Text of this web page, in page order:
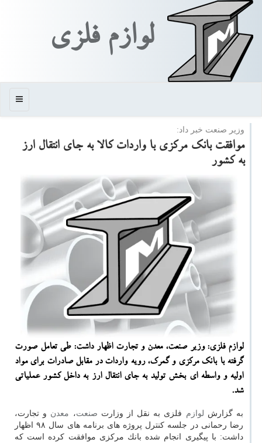
لوازم فلزی
منو
وزیر صنعت خبر داد:
موافقت بانك مركزی با واردات كالا به جای انتقال ارز
به كشور
لوازم فلزی: وزیر صنعت، معدن و تجارت اظهار داشت: طی تعامل صورت
گرفته با بانك مركزی و گمرك، رویه واردات در مقابل صادرات برای مواد
اولیه و واسطه ای بخش تولید به جای انتقال ارز به داخل كشور عملیاتی
شد.
به گزارش لوازم فلزی به نقل از وزارت صنعت، معدن و تجارت،
رضا رحمانی در جلسه كنترل پروژه های برنامه های سال ۹۸ اظهار
داشت: با پیگیری انجام شده بانك مركزی موافقت كرده است كه